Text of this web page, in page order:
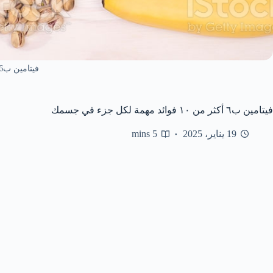
فيتامين ب6
فيتامين ب٦ أكثر من ١٠ فوائد مهمة لكل جزء في جسمك
19 يناير، 2025 5 mins